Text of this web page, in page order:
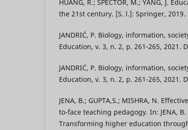
HUANG, R.; SPECTOR, M.; YANG, J.
the 21st century. [S. l.]: Springer, 2019.
JANDRIĆ, P. Biology, information,
Education, v. 3, n. 2, p. 261-265, 2021.
JANDRIĆ, P. Biology, information,
Education, v. 3, n. 2, p. 261-265, 2021.
JENA, B.; GUPTA,S.; MISHRA, N.
to-face teaching pedagogy. In: JENA, B.
Transforming higher education